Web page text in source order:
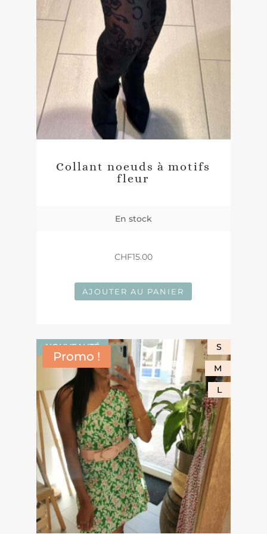
Collant noeuds à motifs
fleur
En stock
CHF15.00
AJOUTER AU PANIER
Promo !
S
M
L
NOUVEAUTÉ